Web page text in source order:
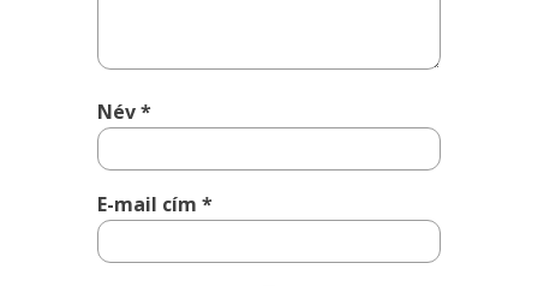
Név*
E-mail cím*